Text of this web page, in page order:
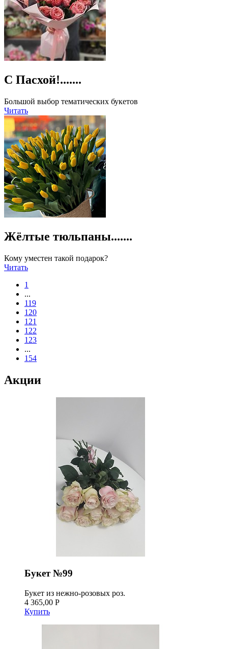
С Пасхой!.......
Большой выбор тематических букетов
Читать
Жёлтые тюльпаны.......
Кому уместен такой подарок?
Читать
1
...
119
120
121
122
123
...
154
Акции
Букет №99
Букет из нежно-розовых роз.
4 365,00 Р
Купить